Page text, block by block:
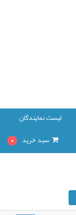
لیست نمایندگان
سبد خرید 0